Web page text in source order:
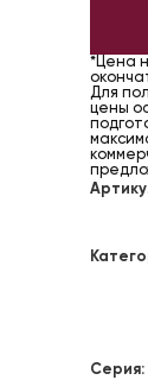
*Цена
Для
цены
Серия: